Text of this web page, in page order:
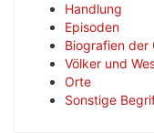
Handlung
Episoden
Biografien der
Völker und
Orte
Sonstige